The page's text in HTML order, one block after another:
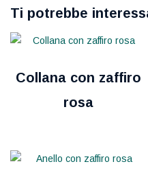
Ti potrebbe
Collana con zaffiro
rosa